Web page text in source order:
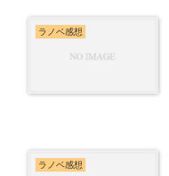
ラノベ感想
ラノベ感想